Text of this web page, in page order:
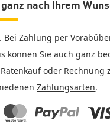
nach Ihrem
Zahlung per
können Sie auch ganz
oder Rechnung
Zahlungsarten.
MastercardPayPal Visa